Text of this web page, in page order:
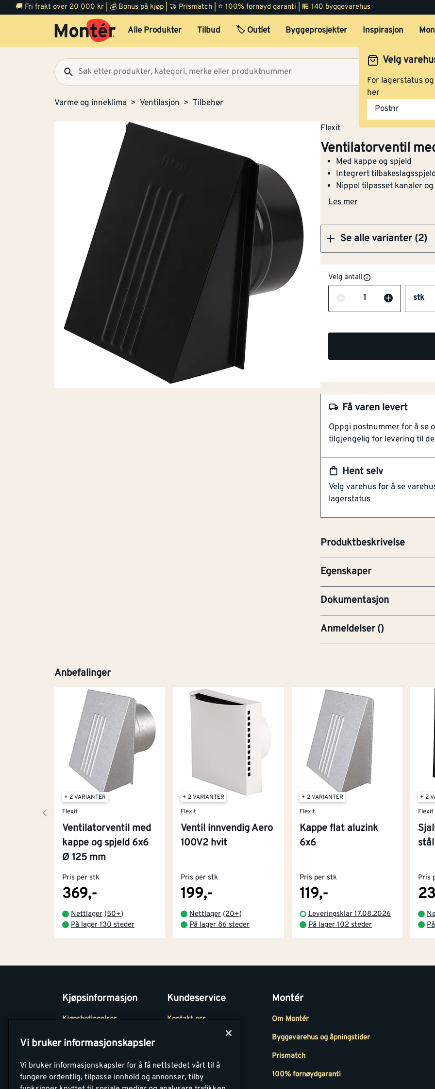
🚚 Fri frakt over 20 000 kr | 💰 Bonus på kjøp | 🤝 Prismatch | ⭐ 100% fornøyd garanti | 🏪 140 byggevarehus
Alle Produkter Tilbud 🏷️ Outlet Byggeprosjekter Inspirasjon
Velg
For lagerstatus
her
Postnr
Varme og inneklima Ventilasjon Tilbehør
Flexit
Ventilatorventil
Med kappe og spjeld
Integrert
Nippel tilpasset kanaler
Les mer
Se alle varianter (2)
Ventilatorventil med spjeld
Ø125 mm sort
Ventilatorventil med spjeld
Ø150 mm sort
Velg antall
Antall stk
Hent selv
Velg varehus for å se
lagerstatus
Få varen levert
Oppgi postnummer for å se
tilgjengelig for levering til
Produktbeskrivelse
Artikkelnummer 101287532
Integrert
Nippel tilpasset kanaler og
Ventilatorventil med kappe,
seg når luftstrøm opphører.
Velegnet for
Egenskaper
Materiale
Dokumentasjon
PRE-Produktdatablad
Anmeldelser()
Anbefalinger
+ 2 VARIANTER
Flexit
Ventilatorventil med
kappe og spjeld 6x6
Ø 125 mm
Pris per stk
369,-
Nettlager (50+)
På lager 130 steder
+ 2 VARIANTER
Flexit
Ventil innvendig Aero
100V2 hvit
Pris per stk
199,-
Nettlager (20+)
På lager 86 steder
+ 2 VARIANTER
Flexit
Kappe flat aluzink
6x6
Pris per stk
119,-
Leveringsklar 17.08.2026
På lager 102 steder
+ 2
Flexit
Pris
Kjøpsinformasjon
Kjøpsbetingelser
Betaling
Retur- og
angrerettsskjema
Kundeservice
Kontakt oss
Medlemsavtaler
Montér
Om Montér
Byggevarehus og åpningstider
Prismatch
100% fornøydgaranti
Vi bruker informasjonskapsler
Vi bruker informasjonskapsler for å få nettstedet vårt til å
fungere ordentlig, tilpasse innhold og annonser, tilby